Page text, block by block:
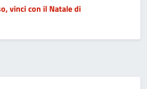
vinci con il Natale di